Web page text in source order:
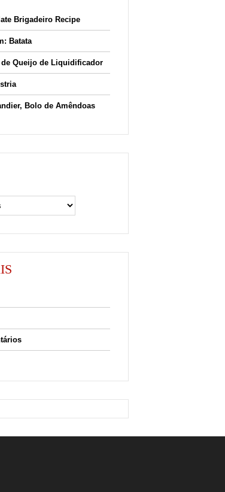
Brigadeiro Recipe
Batata
de Queijo de Liquidificador
Bolo de Amêndoas